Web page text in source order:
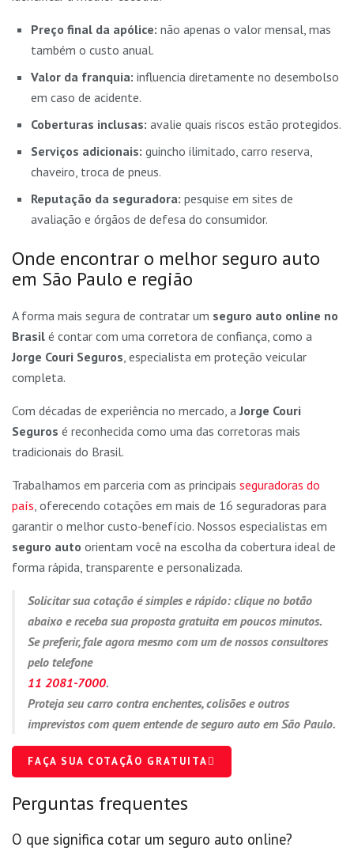
Preço final da apólice: não apenas o valor mensal, mas
também o custo anual.
Valor da franquia: influencia diretamente no desembolso
em caso de acidente.
Coberturas inclusas: avalie quais riscos estão protegidos.
Serviços adicionais: guincho ilimitado, carro reserva,
chaveiro, troca de pneus.
Reputação da seguradora: pesquise em sites de
avaliação e órgãos de defesa do consumidor.
Onde encontrar o melhor seguro auto
em São Paulo e região
A forma mais segura de contratar um seguro auto online no
Brasil é contar com uma corretora de confiança, como a
Jorge Couri Seguros , especialista em proteção veicular
completa.
Com décadas de experiência no mercado, aJorge Couri
Seguros é reconhecida como uma das corretoras mais
tradicionais do Brasil.
Trabalhamos em parceria com as principais seguradoras do
país , oferecendo cotações em mais de 16 seguradoras para
garantir o melhor custo-benefício. Nossos especialistas em
seguro auto orientam você na escolha da cobertura ideal de
forma rápida, transparente e personalizada.
Solicitar sua cotação é simples e rápido: clique no botão
abaixo e receba sua proposta gratuita em poucos minutos.
Se preferir, fale agora mesmo com um de nossos consultores
pelo telefone
11 2081-7000.
Proteja seu carro contra enchentes, colisões e outros
imprevistos com quem entende deseguro auto em São Paulo.
FAÇA SUA COTAÇÃO GRATUITA
Perguntas frequentes
O que significa cotar um seguro auto online?